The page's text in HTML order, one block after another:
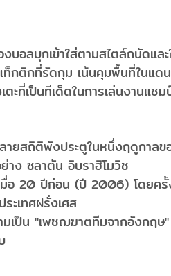
บอลบุกเข้าใส่ตามสไตล์ถนัดแล
ท็กติกที่รัดกุม เน้นคุมพื้นที่ในแด
ที่เป็นทีเด็ดในการเล่นงานแชม
ายสถิติพังประตูในหนึ่งฤดูกาลข
ง ซลาตัน อิบราฮิโมวิช
เมื่อ 20 ปีก่อน (ปี 2006) โดยค
ะเทศฝรั่งเศส
มเป็น "เพชฌฆาตทีมจากอังกฤ